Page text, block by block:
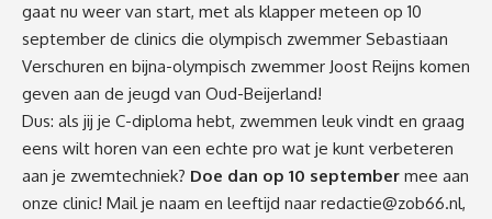
gaat nu weer van start, met als klapper meteen op 10
september de clinics die olympisch zwemmer Sebastiaan
Verschuren en bijna-olympisch zwemmer Joost Reijns komen
geven aan de jeugd van Oud-Beijerland!
Dus: als jij je C-diploma hebt, zwemmen leuk vindt en graag
eens wilt horen van een echte pro wat je kunt verbeteren
aan je zwemtechniek? Doe dan op 10 september mee aan
onze clinic! Mail je naam en leeftijd naar redactie@zob66.nl,